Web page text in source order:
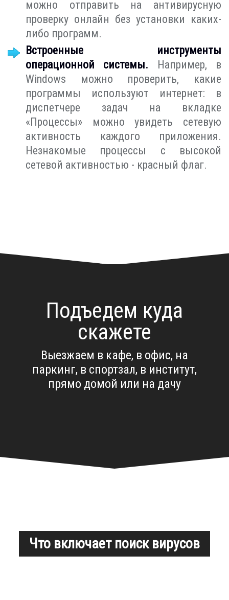
можно отправить на антивирусную
проверку онлайн без установки каких-
либо программ.
Встроенные инструменты
операционной системы. Например, в
Windows можно проверить, какие
программы используют интернет: в
диспетчере задач на вкладке
«Процессы» можно увидеть сетевую
активность каждого приложения.
Незнакомые процессы с высокой
сетевой активностью - красный флаг.
Подъедем куда
скажете
Выезжаем в кафе, в офис, на
паркинг, в спортзал, в институт,
прямо домой или на дачу
Что включает поиск вирусов